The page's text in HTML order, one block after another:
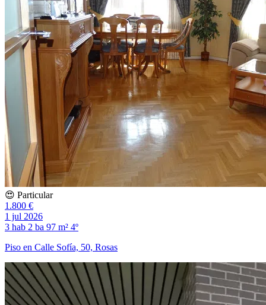
😍 Particular
1.800 €
1 jul 2026
3 hab 2 ba 97 m² 4º
Piso en Calle Sofía, 50, Rosas